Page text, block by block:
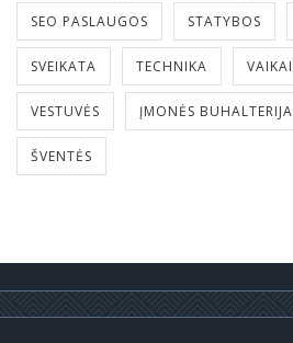
SEO PASLAUGOS STATYBOS
SVEIKATA TECHNIKA VAIKAI
VESTUVĖS ĮMONĖS BUHALTERIJA
ŠVENTĖS